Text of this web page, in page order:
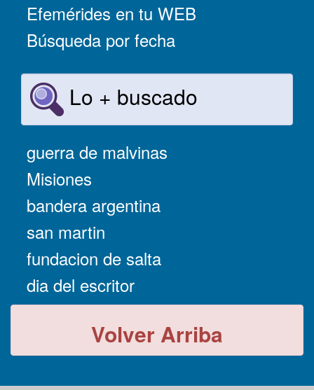
Efemérides en tu WEB
Búsqueda por fecha
Lo + buscado
guerra de malvinas
Misiones
bandera argentina
san martin
fundacion de salta
dia del escritor
Volver Arriba